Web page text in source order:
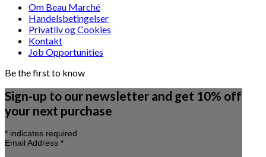
Om Beau Marché
Handelsbetingelser
Privatliv og Cookies
Kontakt
Job Opportunities
Be the first to know
Sign-up to our newsletter and get 10% off
your next purchase
* indicates required
Email Address *